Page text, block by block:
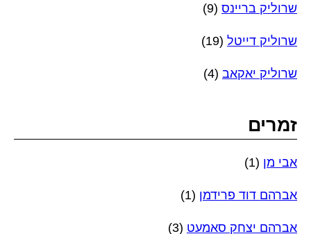
שרוליק בריינס (9)
שרוליק דייטל (19)
שרוליק יאקאב (4)
זמרים
אבי מן (1)
אברהם דוד פרידמן (1)
אברהם יצחק סאמעט (3)